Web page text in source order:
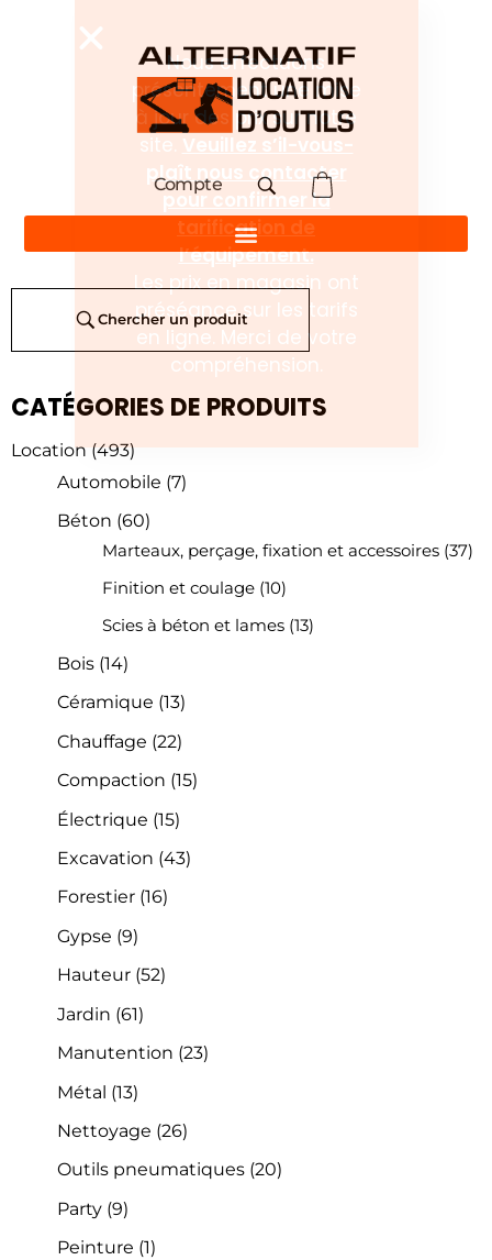
Compte
Chercher un produit
CATÉGORIES DE PRODUITS
Location (493)
Automobile (7)
Béton (60)
Marteaux, perçage, fixation et accessoires (37)
Finition et coulage (10)
Scies à béton et lames (13)
Bois (14)
Céramique (13)
Chauffage (22)
Compaction (15)
Électrique (15)
Excavation (43)
Forestier (16)
Gypse (9)
Hauteur (52)
Jardin (61)
Manutention (23)
Métal (13)
Nettoyage (26)
Outils pneumatiques (20)
Party (9)
Peinture (1)